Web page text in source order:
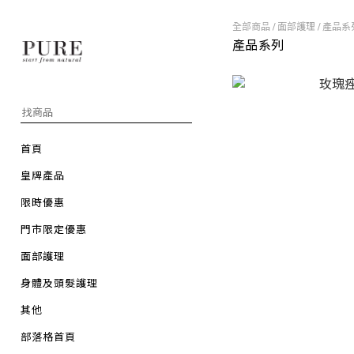
首頁
皇牌產品
限時優惠
門市限定優惠
面部護理
身體及頭髮護理
其他
部落格首頁
全部商品 / 面部護理 / 產品系
產品系列